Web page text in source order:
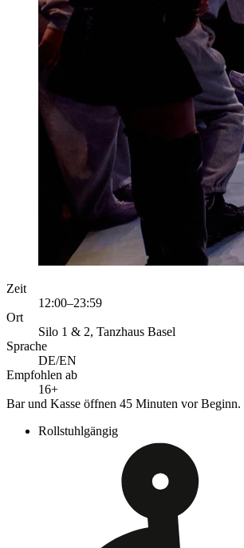
Zeit
12:00–23:59
Ort
Silo 1 & 2, Tanzhaus Basel
Sprache
DE/EN
Empfohlen ab
16+
Bar und Kasse öffnen 45 Minuten vor Beginn.
Rollstuhlgängig